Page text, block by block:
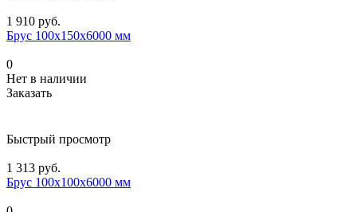
1 910 руб.
Брус 100х150х6000 мм
0
Нет в наличии
Заказать
Быстрый просмотр
1 313 руб.
Брус 100х100х6000 мм